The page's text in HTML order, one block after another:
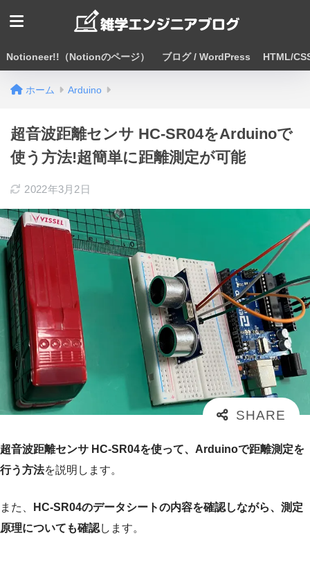
Notioneer!!（Notionのページ） ブログ / WordPress HTML/
ホーム Arduino
超音波距離センサ HC-SR04をArduinoで
使う方法!超簡単に距離測定が可能
2022年3月2日
超音波距離センサ HC-SR04を使って、Arduinoで距離測定を
行う方法を説明します。
また、
HC-SR04のデータシートの内容を確認しながら、測定
原理についても確認します。